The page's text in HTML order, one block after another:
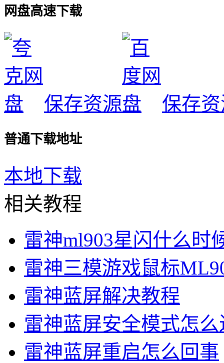
网盘高速下载
保存资源 保存
普通下载地址
本地下载
相关教程
雷神ml903星闪什么时
雷神三模游戏鼠标
雷神蓝屏解决教程
雷神蓝屏安全模式怎
雷神蓝屏重启怎么回事